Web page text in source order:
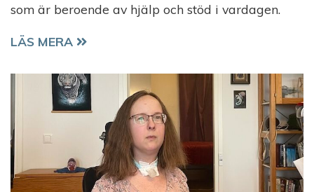
som är beroende av hjälp och stöd i vardagen.
AXEL HAGELSTAM: BEREDSKAP BÖRJAR MELLAN
LÄS MERA